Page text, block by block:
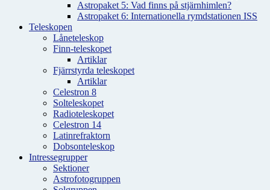
Astropaket 5: Vad finns på stjärnhimlen?
Astropaket 6: Internationella rymdstationen ISS
Teleskopen
Låneteleskop
Finn-teleskopet
Artiklar
Fjärrstyrda teleskopet
Artiklar
Celestron 8
Solteleskopet
Radioteleskopet
Celestron 14
Latinrefraktorn
Dobsonteleskop
Intressegrupper
Sektioner
Astrofotogruppen